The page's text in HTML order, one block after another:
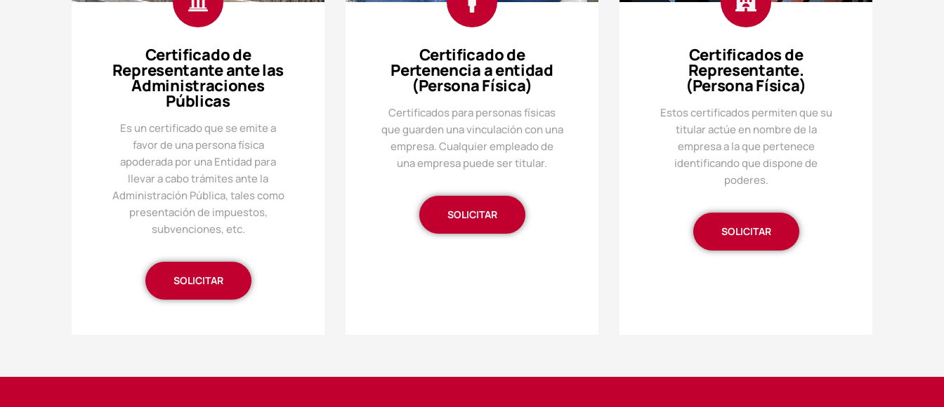
Certificado de
Representante ante las
Administraciones
Públicas
Es un certificado que se emite a
favor de una persona física
apoderada por una Entidad para
llevar a cabo trámites ante la
Administración Pública, tales como
presentación de impuestos,
subvenciones, etc.
SOLICITAR
Certificado de
Pertenencia a entidad
(Persona Física)
Certificados para personas físicas
que guarden una vinculación con una
empresa. Cualquier empleado de
una empresa puede ser titular.
SOLICITAR
Certificados de
Representante.
(Persona Física)
Estos certificados permiten que su
titular actúe en nombre de la
empresa a la que pertenece
identificando que dispone de
poderes.
SOLICITAR